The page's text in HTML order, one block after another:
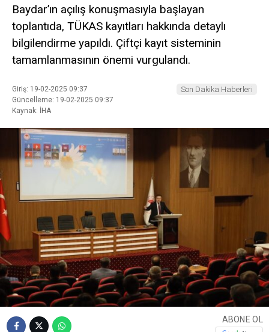
Baydar’ın açılış konuşmasıyla başlayan
toplantıda, TÜKAS kayıtları hakkında detaylı
bilgilendirme yapıldı. Çiftçi kayıt sisteminin
tamamlanmasının önemi vurgulandı.
Giriş: 19-02-2025 09:37
Güncelleme: 19-02-2025 09:37
Kaynak: İHA
Son Dakika Haberleri
ABONE OL